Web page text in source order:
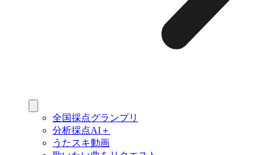
全国採点グランプリ
分析採点AI＋
うたスキ動画